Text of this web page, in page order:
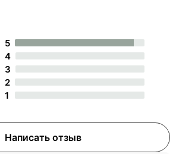
5
4
3
2
1
Написать отзыв